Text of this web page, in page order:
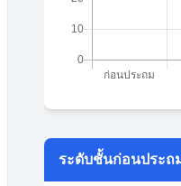
ระดับชั้นก่อนประถ